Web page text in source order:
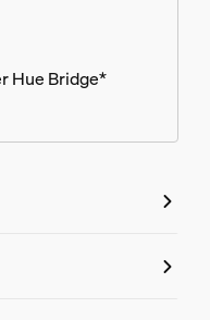
Hue Bridge*